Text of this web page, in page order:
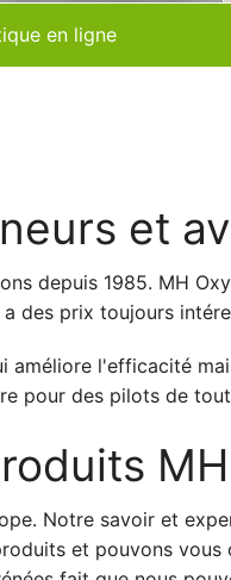
en ligne
et
depuis 1985. MH
des prix toujours
améliore l'efficacité
pour des pilots de
Notre savoir et
et pouvons